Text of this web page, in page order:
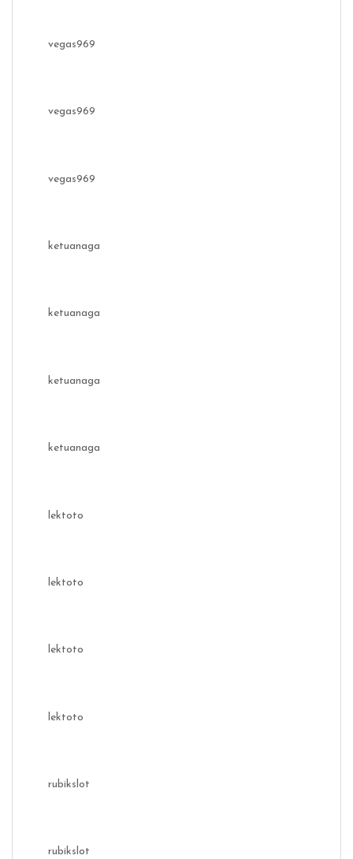
vegas969
vegas969
vegas969
ketuanaga
ketuanaga
ketuanaga
ketuanaga
lektoto
lektoto
lektoto
lektoto
rubikslot
rubikslot